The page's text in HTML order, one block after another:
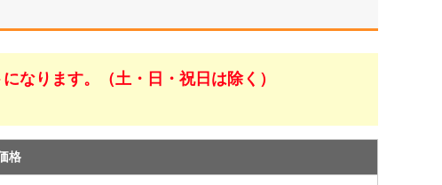
なります。（土・日・祝日は除く）
格